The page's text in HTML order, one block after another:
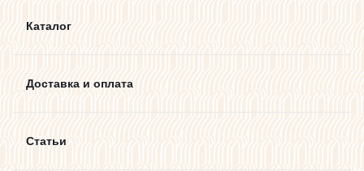
Каталог
Доставка и оплата
Статьи